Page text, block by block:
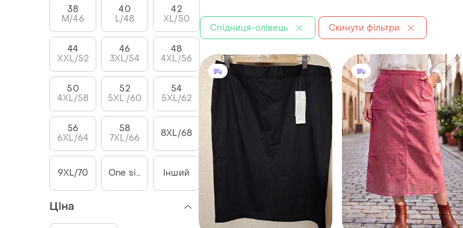
Спідниця-олівець Скинути фільтри
38
M/46
40
L/48
42
XL/50
44
XXL/52
46
3XL/54
48
4XL/56
50
4XL/58
52
5XL /60
54
5XL/62
56
6XL/64
58
7XL/66
8XL/68
9XL/70 One size Інший
Ціна